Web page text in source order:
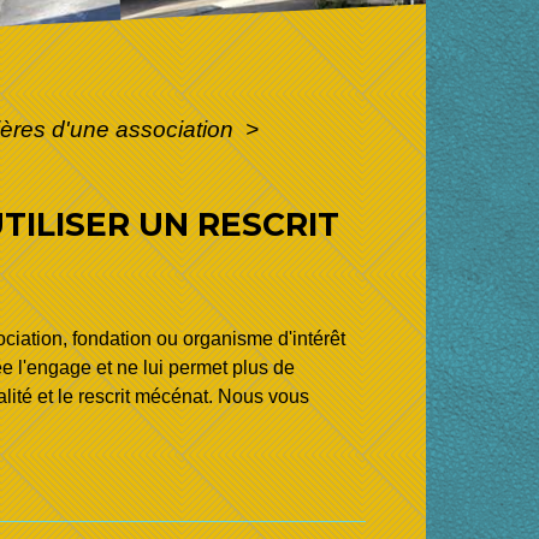
d'une association>
UN RESCRIT
fondation ou organisme d'intérêt
l'engage et ne lui permet plus de
et le rescrit mécénat. Nous vous